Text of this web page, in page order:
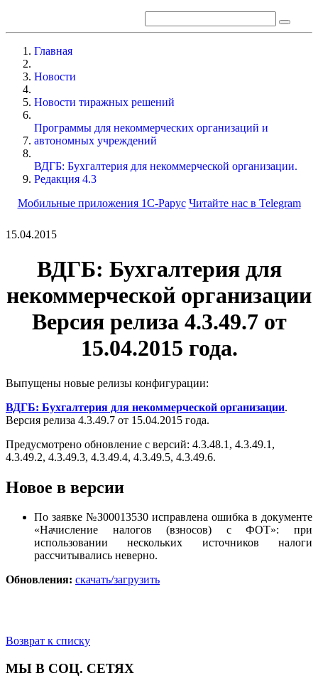
Главная
Новости
Новости тиражных решений
Программы для некоммерческих организаций и
автономных учреждений
ВДГБ: Бухгалтерия для некоммерческой организации.
Редакция 4.3
Мобильные приложения 1С-Рарус Читайте нас в Telegram
15.04.2015
ВДГБ: Бухгалтерия для
некоммерческой организации
Версия релиза 4.3.49.7 от
15.04.2015 года.
Выпущены новые релизы конфигурации:
ВДГБ: Бухгалтерия для некоммерческой организации.
Версия релиза 4.3.49.7 от 15.04.2015 года.
Предусмотрено обновление с версий: 4.3.48.1, 4.3.49.1,
4.3.49.2, 4.3.49.3, 4.3.49.4, 4.3.49.5, 4.3.49.6.
Новое в версии
По заявке №З00013530 исправлена ошибка в документе
«Начисление налогов (взносов) с ФОТ»: при
использовании нескольких источников налоги
рассчитывались неверно.
Обновления: скачать/загрузить
Возврат к списку
МЫ В СОЦ. СЕТЯХ